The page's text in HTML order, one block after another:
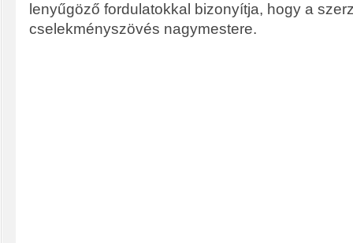
lenyűgöző fordulatokkal bizonyítja, hogy a
cselekményszövés nagymestere.